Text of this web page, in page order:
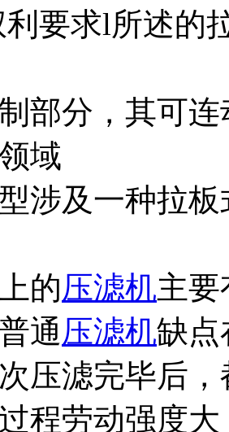
利要求l所述的
部分，其可
域
涉及一种拉板
的压滤机主
通压滤机缺点
压滤完毕后
程劳动强度